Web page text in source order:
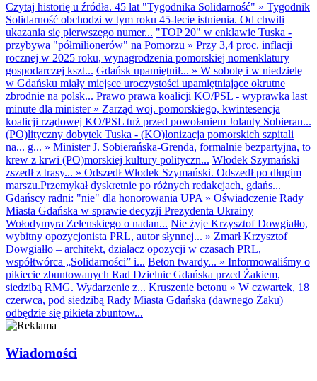
Czytaj historię u źródła. 45 lat "Tygodnika Solidarność" » Tygodnik
Solidarność obchodzi w tym roku 45-lecie istnienia. Od chwili
ukazania się pierwszego numer... "TOP 20" w enklawie Tuska -
przybywa "półmilionerów" na Pomorzu » Przy 3,4 proc. inflacji
rocznej w 2025 roku, wynagrodzenia pomorskiej nomenklatury
gospodarczej kszt... Gdańsk upamiętnił... » W sobotę i w niedzielę
w Gdańsku miały miejsce uroczystości upamiętniające okrutne
zbrodnie na polsk... Prawo prawa koalicji KO/PSL - wyprawka last
minute dla minister» Zarząd woj. pomorskiego, kwintesencja
koalicji rządowej KO/PSL tuż przed powołaniem Jolanty Sobieran...
(PO)lityczny dobytek Tuska - (KO)lonizacja pomorskich szpitali
na... g... » Minister J. Sobierańska-Grenda, formalnie bezpartyjna, to
krew z krwi (PO)morskiej kultury polityczn... Włodek Szymański
zszedł z trasy... » Odszedł Włodek Szymański. Odszedł po długim
marszu.Przemykał dyskretnie po różnych redakcjach, gdańs...
Gdańscy radni: "nie" dla honorowania UPA » Oświadczenie Rady
Miasta Gdańska w sprawie decyzji Prezydenta Ukrainy
Wołodymyra Zełenskiego o nadan... Nie żyje Krzysztof Dowgiałło,
wybitny opozycjonista PRL, autor słynnej... » Zmarł Krzysztof
Dowgiałło – architekt, działacz opozycji w czasach PRL,
współtwórca „Solidarności” i... Beton twardy... » Informowaliśmy o
pikiecie zbuntowanych Rad Dzielnic Gdańska przed Żakiem,
siedzibą RMG. Wydarzenie z... Kruszenie betonu » W czwartek, 18
czerwca, pod siedzibą Rady Miasta Gdańska (dawnego Żaku)
odbędzie się pikieta zbuntow...
Wiadomości